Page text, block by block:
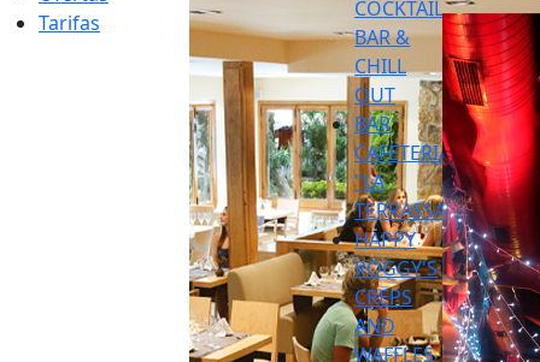
Tarifas
COCKTAIL
BAR &
CHILL
OUT
BAR
CAFETERIA
"LA
TERRASSA"
HAPPY
ROGGY'S
CREPS
AND
WAFFLES